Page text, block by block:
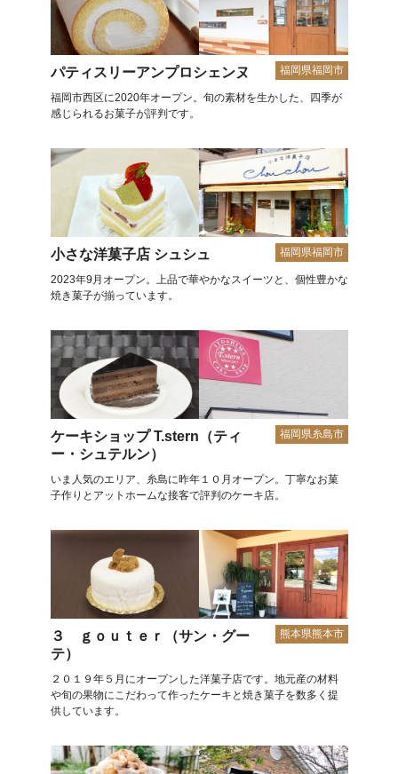
パティスリーアンプロシェンヌ 福岡県福岡市
福岡市西区に2020年オープン。旬の素材を生かした、四季が
感じられるお菓子が評判です。
小さな洋菓子店 シュシュ 福岡県福岡市
2023年9月オープン。上品で華やかなスイーツと、個性豊かな
焼き菓子が揃っています。
ケーキショップ T.stern（ティ
ー・シュテルン）
福岡県糸島市
いま人気のエリア、糸島に昨年１０月オープン。丁寧なお菓
子作りとアットホームな接客で評判のケーキ店。
３ ｇｏｕｔｅｒ（サン・グー
テ）
熊本県熊本市
２０１９年５月にオープンした洋菓子店です。地元産の材料
や旬の果物にこだわって作ったケーキと焼き菓子を数多く提
供しています。